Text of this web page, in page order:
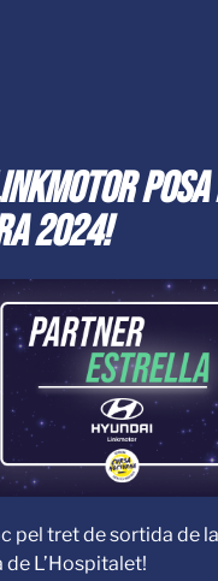
2024!
pel tret de sortida de
L’Hospitalet!